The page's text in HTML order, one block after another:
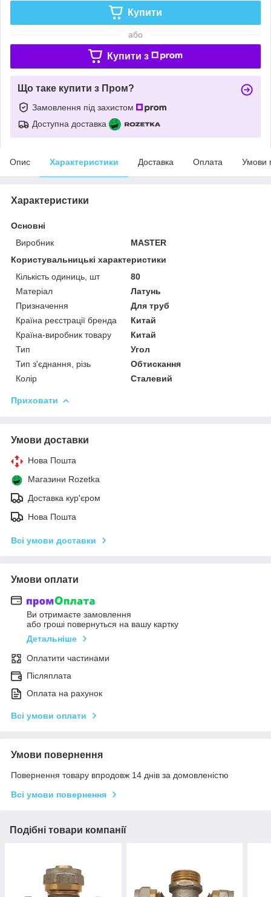
Купити
або
Купити з
Що таке купити з Пром?
Замовлення під захистом
Доступна доставка
Опис Характеристики Доставка Оплата Умови
Характеристики
Основні
Виробник
MASTER
Користувальницькі характеристики
Кількість одиниць, шт
80
Матеріал
Латунь
Призначення
Для труб
Країна реєстрації бренда
Китай
Країна-виробник товару
Китай
Тип
Угол
Тип з'єднання, різь
Обтискання
Колір
Сталевий
Приховати
Умови доставки
Нова Пошта
Магазини Rozetka
Доставка кур'єром
Нова Пошта
Всі умови доставки
Умови оплати
Ви отримаєте замовлення
або гроші повернуться на вашу картку
Детальніше
Оплатити частинами
Післяплата
Оплата на рахунок
Всі умови оплати
Умови повернення
Повернення товару впродовж 14 днів за домовленістю
Всі умови повернення
Подібні товари компанії